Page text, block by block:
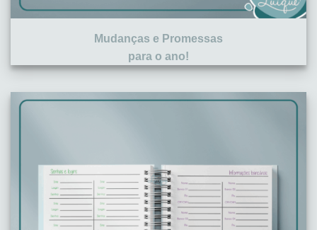
Mudanças e Promessas
para o ano!